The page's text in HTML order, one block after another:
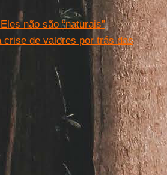
não são “naturais”
crise de valores por trás das